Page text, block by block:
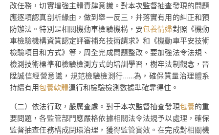
改任務，切實增強主體責肆意識。對本次監督抽查發現的問題
應逐項認真剖析緣由，做到舉一反三，并落實有用的糾正和預
防辦法。特別是相關機動車檢驗機構，要包養情婦對照《機動
車檢驗機構資質認定評審補充技術請求》和《機動車平安技術
檢驗項目和方式》等，周全完成問題整改。要加強法令法規、
檢測技術標準和檢驗檢測方式的培訓學習，樹牢法制觀念，晉
陞誠信經營意識，規范檢驗檢測行……為，確保質量治理體系
持續有用包養軟體運行和檢驗檢測數據準確靠得住。
（二）依法行政，嚴厲查處。對于本次監督抽查發現包養的重
要問題，各監管部門應嚴格依據相關法令法規予以處理，確保
監督抽查任務構成閉環治理，獲得監管實效。在完成對相關機